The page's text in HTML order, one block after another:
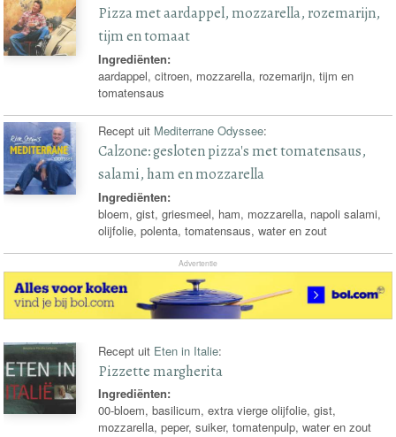
Pizza met aardappel, mozzarella, rozemarijn,
tijm en tomaat
Ingrediënten:
aardappel, citroen, mozzarella, rozemarijn, tijm en
tomatensaus
Recept uit Mediterrane Odyssee:
Calzone: gesloten pizza's met tomatensaus,
salami, ham en mozzarella
Ingrediënten:
bloem, gist, griesmeel, ham, mozzarella, napoli salami,
olijfolie, polenta, tomatensaus, water en zout
Advertentie
Recept uit Eten in Italie:
Pizzette margherita
Ingrediënten:
00-bloem, basilicum, extra vierge olijfolie, gist,
mozzarella, peper, suiker, tomatenpulp, water en zout